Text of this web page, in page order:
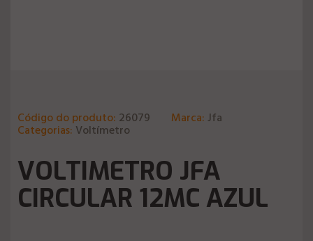
Código do produto: 26079 Marca: Jfa
Categorias: Voltímetro
VOLTIMETRO JFA
CIRCULAR 12MC AZUL